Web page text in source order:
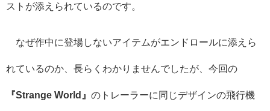
ストが添えられているのです。
なぜ作中に登場しないアイテムがエンドロールに添えら
れているのか、長らくわかりませんでしたが、今回の
『Strange World』 のトレーラーに同じデザインの飛行機